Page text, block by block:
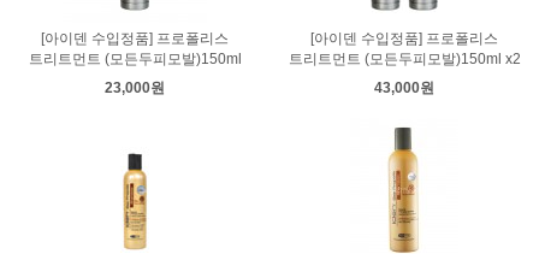
[아이덴 수입정품] 프로폴리스
트리트먼트 (모든두피모발)150ml
23,000원
[아이덴 수입정품] 프로폴리스
트리트먼트 (모든두피모발)150ml x2
43,000원